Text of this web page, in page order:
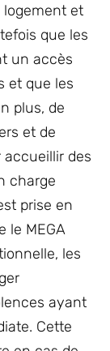
logement et
que les
un accès
et que les
plus, de
et de
des
charge
prise en
le MEGA
les
ayant
Cette